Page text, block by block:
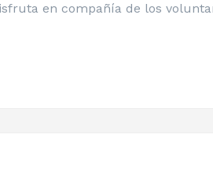
en compañía de los